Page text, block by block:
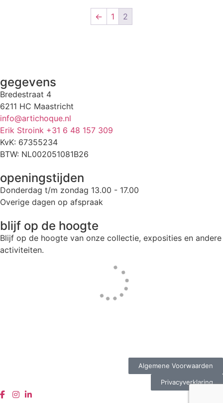
← 1 2
gegevens
Bredestraat 4
6211 HC Maastricht
info@artichoque.nl
Erik Stroink +31 6 48 157 309
KvK: 67355234
BTW: NL002051081B26
openingstijden
Donderdag t/m zondag 13.00 - 17.00
Overige dagen op afspraak
blijf op de hoogte
Blijf op de hoogte van onze collectie, exposities en andere
activiteiten.
Algemene Voorwaarden
Privacyverklaring